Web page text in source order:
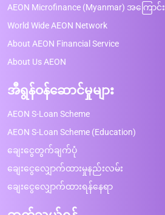
AEON Microfinance (Myanmar) အကြောင်း
World Wide AEON Network
About AEON Financial Service
About Us AEON
အီရွန်ဝန်ဆောင်မှုများ
AEON S-Loan Scheme
AEON S-Loan Scheme (Education)
ချေးငွေတွက်ချက်ပုံ
ချေးငွေလျှောက်ထားမှုနည်းလမ်း
ချေးငွေလျှောက်ထားရန်နေရာ